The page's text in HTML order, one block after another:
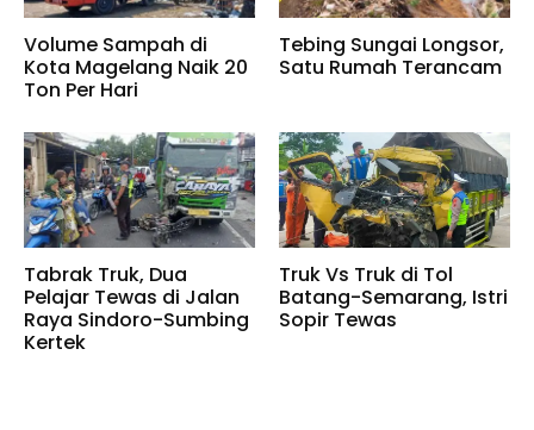
Volume Sampah di
Kota Magelang Naik 20
Ton Per Hari
Tebing Sungai Longsor,
Satu Rumah Terancam
Tabrak Truk, Dua
Pelajar Tewas di Jalan
Raya Sindoro-Sumbing
Kertek
Truk Vs Truk di Tol
Batang-Semarang, Istri
Sopir Tewas